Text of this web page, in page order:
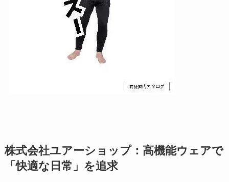
株式会社ユアーショップ：高機能ウェアで
「快適な日常」を追求